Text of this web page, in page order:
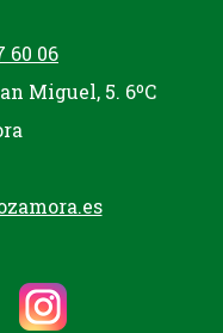
60 06
Miguel, 5. 6ºC